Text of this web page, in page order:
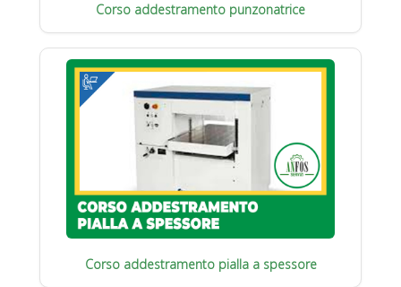
Corso addestramento punzonatrice
Corso addestramento pialla a spessore